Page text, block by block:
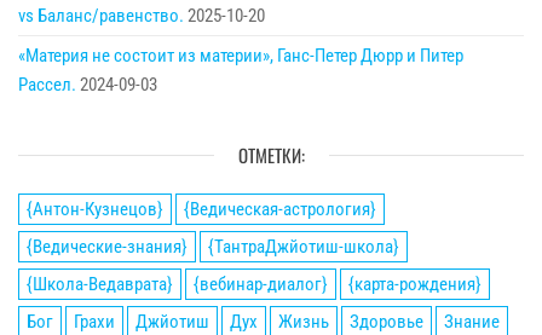
vs Баланс/равенство. 2025-10-20
«Материя не состоит из материи», Ганс-Петер Дюрр и Питер
Рассел. 2024-09-03
ОТМЕТКИ:
{Антон-Кузнецов}
{Ведическая-астрология}
{Ведические-знания}
{ТантраДжйотиш-школа}
{Школа-Ведаврата}
{вебинар-диалог}
{карта-рождения}
Бог
Грахи Джйотиш Дух Жизнь Здоровье
Знание